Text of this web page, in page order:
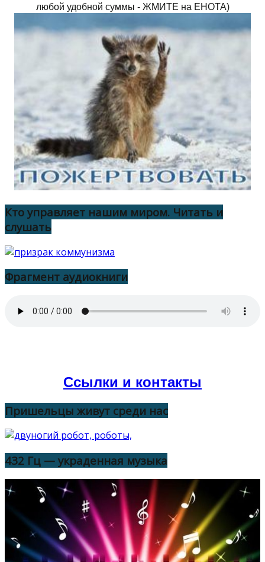
любой удобной суммы - ЖМИТЕ на ЕНОТА)
Кто управляет нашим миром. Читать и
слушать
Фрагмент аудиокниги
Ссылки и контакты
Пришельцы живут среди нас
432 Гц — украденная музыка